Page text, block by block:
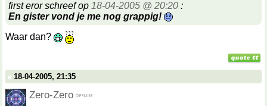
first eror schreef op 18-04-2005 @ 20:20 :
En gister vond je me nog grappig!
Waar dan?
18-04-2005, 21:35
Zero-Zero